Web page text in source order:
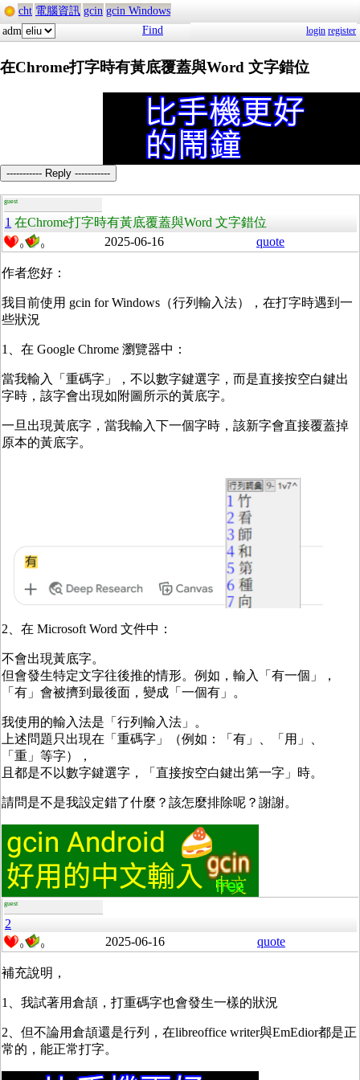
cht 電腦資訊 gcin gcin Windows
adm
Find login register
在Chrome打字時有黃底覆蓋與Word 文字錯位
----------- Reply -----------
guest
1 在Chrome打字時有黃底覆蓋與Word 文字錯位
0 0 2025-06-16 quote
作者您好：
我目前使用 gcin for Windows（行列輸入法），在打字時遇到一
些狀況
1、在 Google Chrome 瀏覽器中：
當我輸入「重碼字」，不以數字鍵選字，而是直接按空白鍵出
字時，該字會出現如附圖所示的黃底字。
一旦出現黃底字，當我輸入下一個字時，該新字會直接覆蓋掉
原本的黃底字。
2、在 Microsoft Word 文件中：
不會出現黃底字。
但會發生特定文字往後推的情形。例如，輸入「有一個」，
「有」會被擠到最後面，變成「一個有」。
我使用的輸入法是「行列輸入法」。
上述問題只出現在「重碼字」（例如：「有」、「用」、
「重」等字），
且都是不以數字鍵選字，「直接按空白鍵出第一字」時。
請問是不是我設定錯了什麼？該怎麼排除呢？謝謝。
guest
2
0 0 2025-06-16 quote
補充說明，
1、我試著用倉頡，打重碼字也會發生一樣的狀況
2、但不論用倉頡還是行列，在libreoffice writer與EmEdior都是正
常的，能正常打字。